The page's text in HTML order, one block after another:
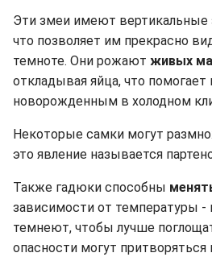
Эти змеи имеют вертикальные
что позволяет им прекрасно
темноте. Они рожают живых
откладывая яйца, что
новорожденным в холодном
Некоторые самки могут
это явление называется
Также гадюки способны
зависимости от температуры -
темнеют, чтобы лучше
опасности могут